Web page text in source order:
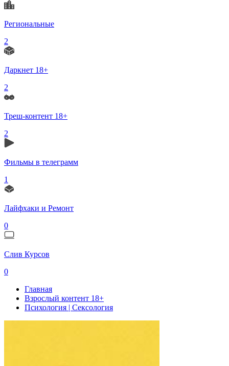
Региональные
2
Даркнет 18+
2
Треш-контент 18+
2
Фильмы в телеграмм
1
Лайфхаки и Ремонт
0
Слив Курсов
0
Главная
Взрослый контент 18+
Психология | Сексология